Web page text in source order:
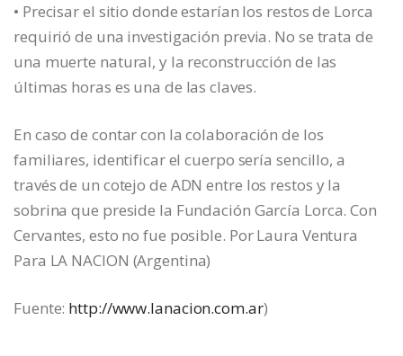
• Precisar el sitio donde estarían los restos de Lorca
requirió de una investigación previa. No se trata de
una muerte natural, y la reconstrucción de las
últimas horas es una de las claves.
En caso de contar con la colaboración de los
familiares, identificar el cuerpo sería sencillo, a
través de un cotejo de ADN entre los restos y la
sobrina que preside la Fundación García Lorca. Con
Cervantes, esto no fue posible. Por Laura Ventura
Para LA NACION (Argentina)
Fuente: http://www.lanacion.com.ar)